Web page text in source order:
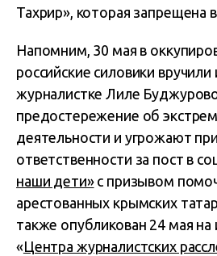
Тахрир», которая запрещена
Напомним, 30 мая в
российские силовики вручили
журналистке Лиле
предостережение об
деятельности и угрожают
ответственности за пост в
наши дети»с призывом
арестованных крымских
также опубликован 24 мая на
«Центра журналистских